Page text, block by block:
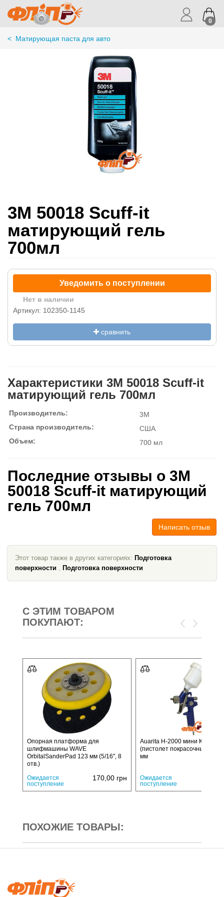
0
< Матирующая паста для авто
3M 50018 Scuff-it
матирующий гель
700мл
Уведомить о поступлении
Нет в наличии
Артикул: 102350-1145
сравнить
Характеристики 3M 50018 Scuff-it
матирующий гель 700мл
Производитель:
3M
Страна производитель:
США
Объем:
700 мл
Последние отзывы о 3M
50018 Scuff-it матирующий
гель 700мл
Написать отзыв
Этот товар также в других категориях: Подготовка
поверхности , Подготовка поверхности
С ЭТИМ ТОВАРОМ
ПОКУПАЮТ:
Опорная платформа для
шлифмашины WAVE
OrbitalSanderPad 123 мм (5/16", 8
отв.)
Ожидается
поступление
170,00 грн
Auarita H-2000 мини
(пистолет покрасочный),
мм
Ожидается
поступление
ПОХОЖИЕ ТОВАРЫ: